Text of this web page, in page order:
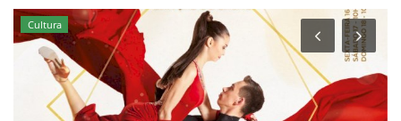
Cultura